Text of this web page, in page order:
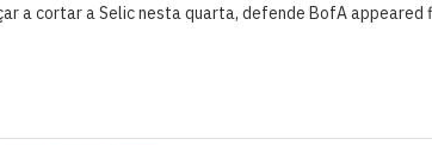
a cortar a Selic nesta quarta, defende BofA appeared